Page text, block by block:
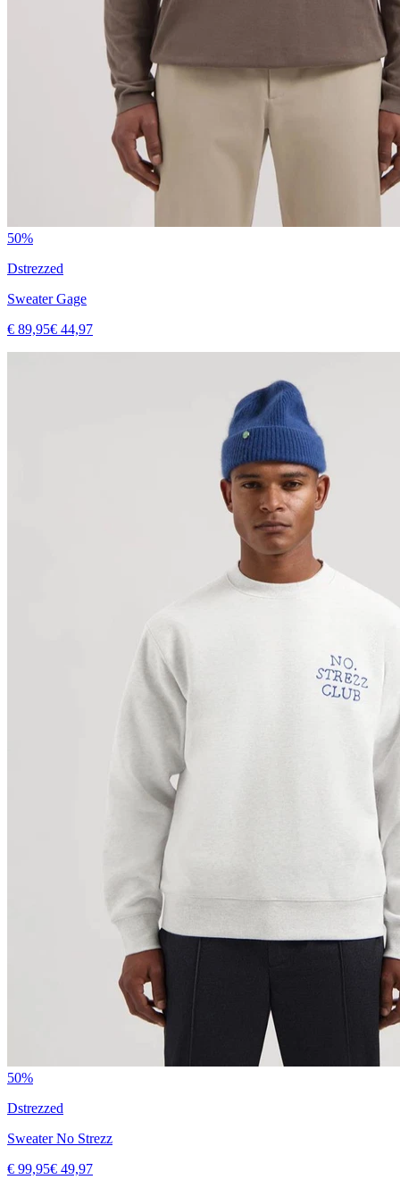
50%
Dstrezzed
Sweater Gage
€ 89,95€ 44,97
50%
Dstrezzed
Sweater No Strezz
€ 99,95€ 49,97